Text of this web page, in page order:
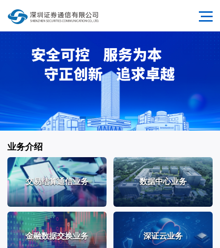
业务介绍
交易结算通信业务 数据中心业务
金融数据交换业务 深证云业务